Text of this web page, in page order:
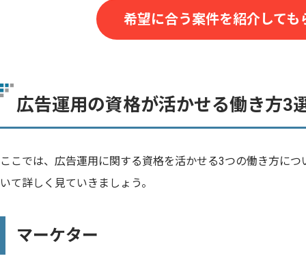
希望に合う案件を紹介しても
広告運用の資格が活かせる働き方3
ここでは、広告運用に関する資格を活かせる3つの働き方に
いて詳しく見ていきましょう。
マーケター